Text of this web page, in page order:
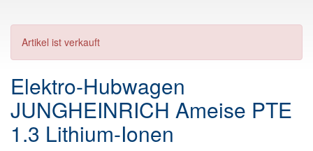
Artikel ist verkauft
Elektro-Hubwagen
JUNGHEINRICH Ameise PTE
1.3 Lithium-Ionen